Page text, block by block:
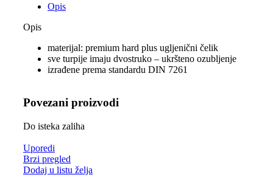
Opis
Opis
materijal: premium hard plus ugljenični čelik
sve turpije imaju dvostruko – ukršteno ozubljenje
izrađene prema standardu DIN 7261
Povezani proizvodi
Do isteka zaliha
Uporedi
Brzi pregled
Dodaj u listu želja